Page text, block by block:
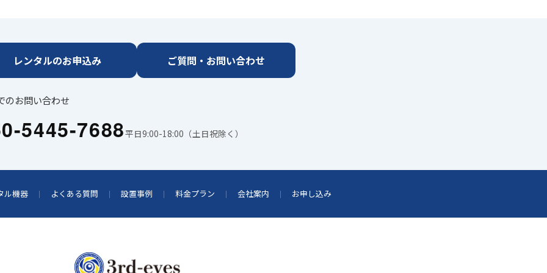
レンタルのお申込み ご質問・お問い合わせ
のお問い合わせ
5445-7688平日9:00-18:00（土日祝除く）
ル機器 よくある質問 設置事例 料金プラン 会社案内 お申し込み